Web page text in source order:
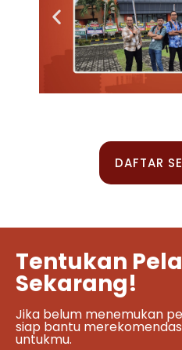
DAFTAR
Tentukan
Sekarang!
Jika belum menemukan
siap bantu
untukmu.